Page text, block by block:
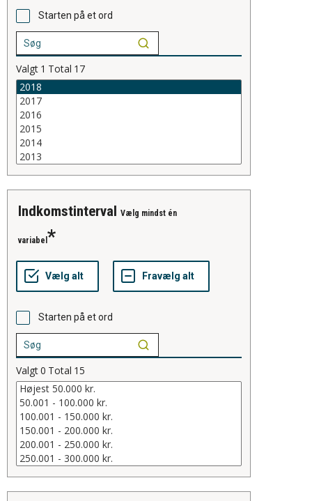
Starten på et ord
Valgt 1 Total 17
indkomstinterval Vælg mindst én
variabel
Starten på et ord
Valgt0 Total 15